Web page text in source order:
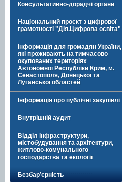
Консультативно-дорадчі органи
Національний проєкт з цифрової
грамотності "Дія.Цифрова освіта"
Інформація для громадян України,
які проживають на тимчасово
окупованих територіях
Автономної Республіки Крим, м.
Севастополя, Донецької та
Луганської областей
Інформація про публічні закупівлі
Внутрішній аудит
Відділ інфраструктури,
містобудування та архітектури,
житлово-комунального
господарства та екології
Безбар’єрність